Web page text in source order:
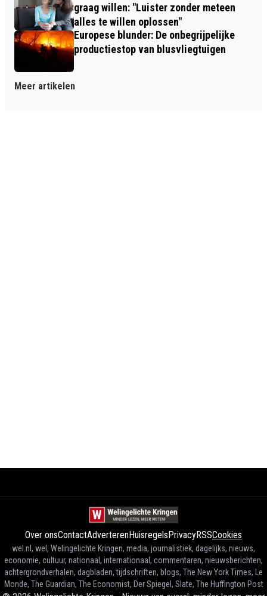
graag willen: "Luister zonder meteen
alles te willen oplossen"
Europese blunder: De onbegrijpelijke
productiestop van blusvliegtuigen
Meer artikelen
Over onsContactAdverterenHuisregelsPrivacyRSSCookies
wel.nl, wel, Welingelichte Kringen, media, journalistiek, dagelijks, nieuws,
economie, cultuur, nationaal, internationaal, commentaren, nieuwsberichten,
achtergrondverhalen, dagbladen, tijdschriften, blogs, The New York Times, Le
Monde, The Guardian, The Economist, Der Spiegel, Slate, The Huffington Post